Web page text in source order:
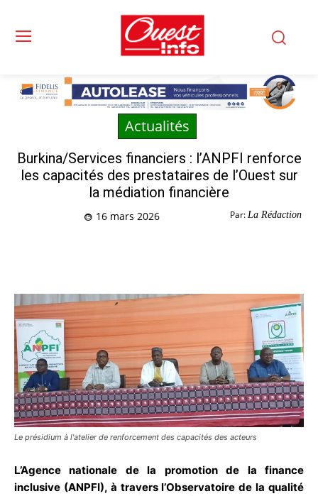
Actualités
Burkina/Services financiers : l’ANPFI renforce
les capacités des prestataires de l’Ouest sur
la médiation financière
Par: La Rédaction
16 mars 2026
Le présidium à l'atelier de renforcement des capacités des acteurs
L’Agence nationale de la promotion de la finance
inclusive (ANPFI), à travers l’Observatoire de la qualité